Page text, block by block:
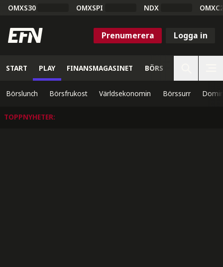
OMXS30 OMXSPI NDX
Prenumerera Logga in
START PLAY FINANSMAGASINET BÖRS
Börslunch Börsfrukost Världsekonomin Börssurr
TOPPNYHETER: